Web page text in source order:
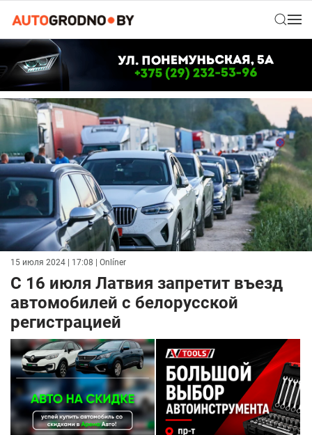
15 июля 2024 | 17:08 | Onlíner
С 16 июля Латвия запретит въезд
автомобилей с белорусской
регистрацией